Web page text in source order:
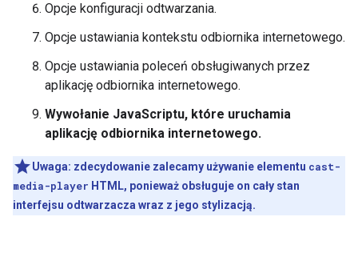
Opcje konfiguracji odtwarzania.
Opcje ustawiania kontekstu odbiornika internetowego.
Opcje ustawiania poleceń obsługiwanych przez
aplikację odbiornika internetowego.
Wywołanie JavaScriptu, które uruchamia
aplikację odbiornika internetowego.
Uwaga: zdecydowanie zalecamy używanie elementu cast-
media-player HTML, ponieważ obsługuje on cały stan
interfejsu odtwarzacza wraz z jego stylizacją.